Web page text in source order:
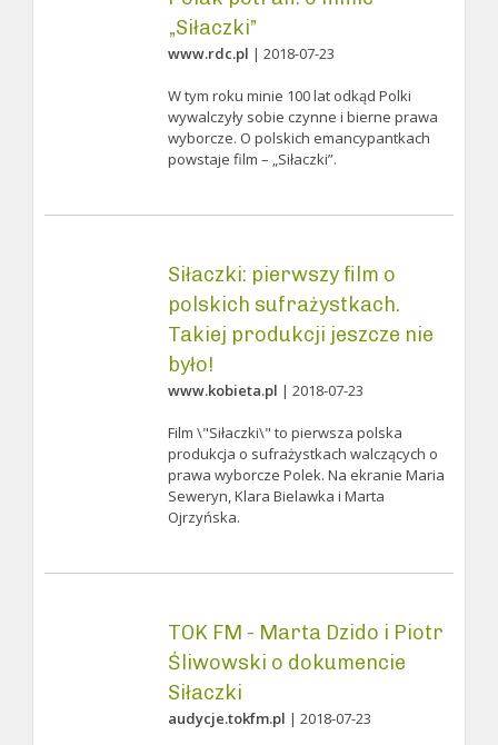
„Siłaczki”
www.rdc.pl | 2018-07-23
W tym roku minie 100 lat odkąd Polki
wywalczyły sobie czynne i bierne prawa
wyborcze. O polskich emancypantkach
powstaje film – „Siłaczki”.
Siłaczki: pierwszy film o
polskich sufrażystkach.
Takiej produkcji jeszcze nie
było!
www.kobieta.pl | 2018-07-23
Film \"Siłaczki\" to pierwsza polska
produkcja o sufrażystkach walczących o
prawa wyborcze Polek. Na ekranie Maria
Seweryn, Klara Bielawka i Marta
Ojrzyńska.
TOK FM - Marta Dzido i Piotr
Śliwowski o dokumencie
Siłaczki
audycje.tokfm.pl | 2018-07-23